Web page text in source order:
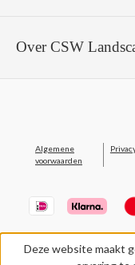
Over CSW
Algemene
voorwaarden
Deze website maakt